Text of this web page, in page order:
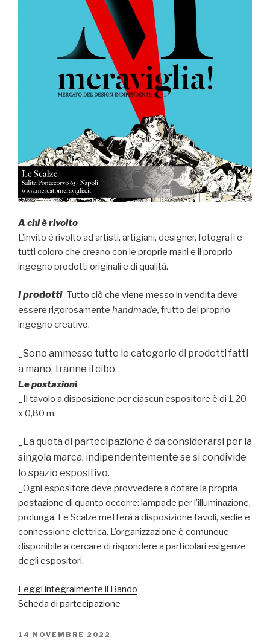
A chi è rivolto
L’invito è rivolto ad artisti, artigiani, designer, fotografi e
tutti coloro che creano con le proprie mani e il proprio
ingegno prodotti originali e di qualità.
I prodotti_Tutto ciò che viene messo in vendita deve
essere rigorosamente handmade, frutto del proprio
ingegno creativo.
_Sono ammesse tutte le categorie di prodotti fatti
a mano, tranne il cibo.
Le postazioni
_Il tavolo a disposizione per ciascun espositore è di 1,20
x 0,80 m.
_La quota di partecipazione è da considerarsi per la
singola marca, indipendentemente se si condivide
lo spazio espositivo.
_Ogni espositore deve provvedere a dotare la propria
postazione di quanto occorre: lampade per l’illuminazione,
prolunga. Le Scalze metterà a disposizione tavoli, sedie e
connessione elettrica. L’organizzazione è comunque
disponibile a cercare di rispondere a particolari esigenze
degli espositori.
Leggi integralmente il Bando
Scheda di partecipazione
PUBBLICATO
14 NOVEMBRE 2022